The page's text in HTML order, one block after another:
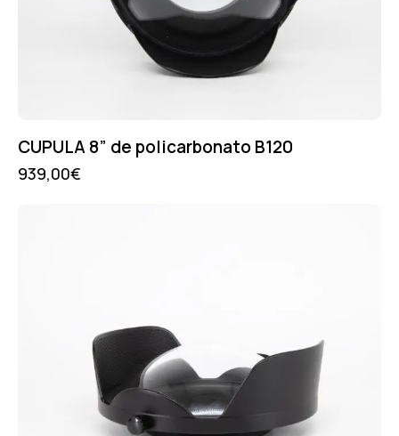
CUPULA 8” de policarbonato B120
939,00€